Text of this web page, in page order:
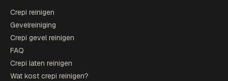
Crepi reinigen
Gevelreiniging
Crepi gevel reinigen
FAQ
Crepi laten reinigen
Wat kost crepi reinigen?